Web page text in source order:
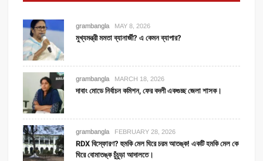
grambangla MAY 8, 2026
মুখ্যমন্ত্রী মমতা ব্যানার্জী? এ কেমন ব্যাপার?
grambangla MARCH 18, 2026
দাবাং মোডে নির্বাচন কমিশন, ফের বদলী একগুচ্ছ জেলা শাসক।
grambangla FEBRUARY 28, 2026
RDX বিস্ফোরণ? হুমকি মেল ঘিরে চরম আতঙ্ক! একটি হমকি মেল কে
ঘিরে বোমাতঙ্ক চুঁচুড়া আদালতে।